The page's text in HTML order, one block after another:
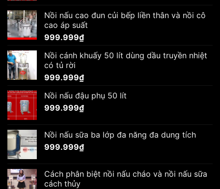
Nồi nấu cao đun củi bếp liền thân và nồi cô
cao áp suất
999.999₫
Nồi cánh khuấy 50 lít dùng dầu truyền nhiệt
có tủ rời
999.999₫
Nồi nấu đậu phụ 50 lít
999.999₫
Nồi nấu sữa ba lớp đa năng đa dung tích
999.999₫
Cách phân biệt nồi nấu cháo và nồi nấu sữa
cách thủy